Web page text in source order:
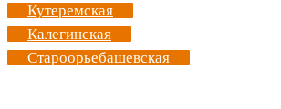
Кутеремская
Калегинская
Староорьебашевская